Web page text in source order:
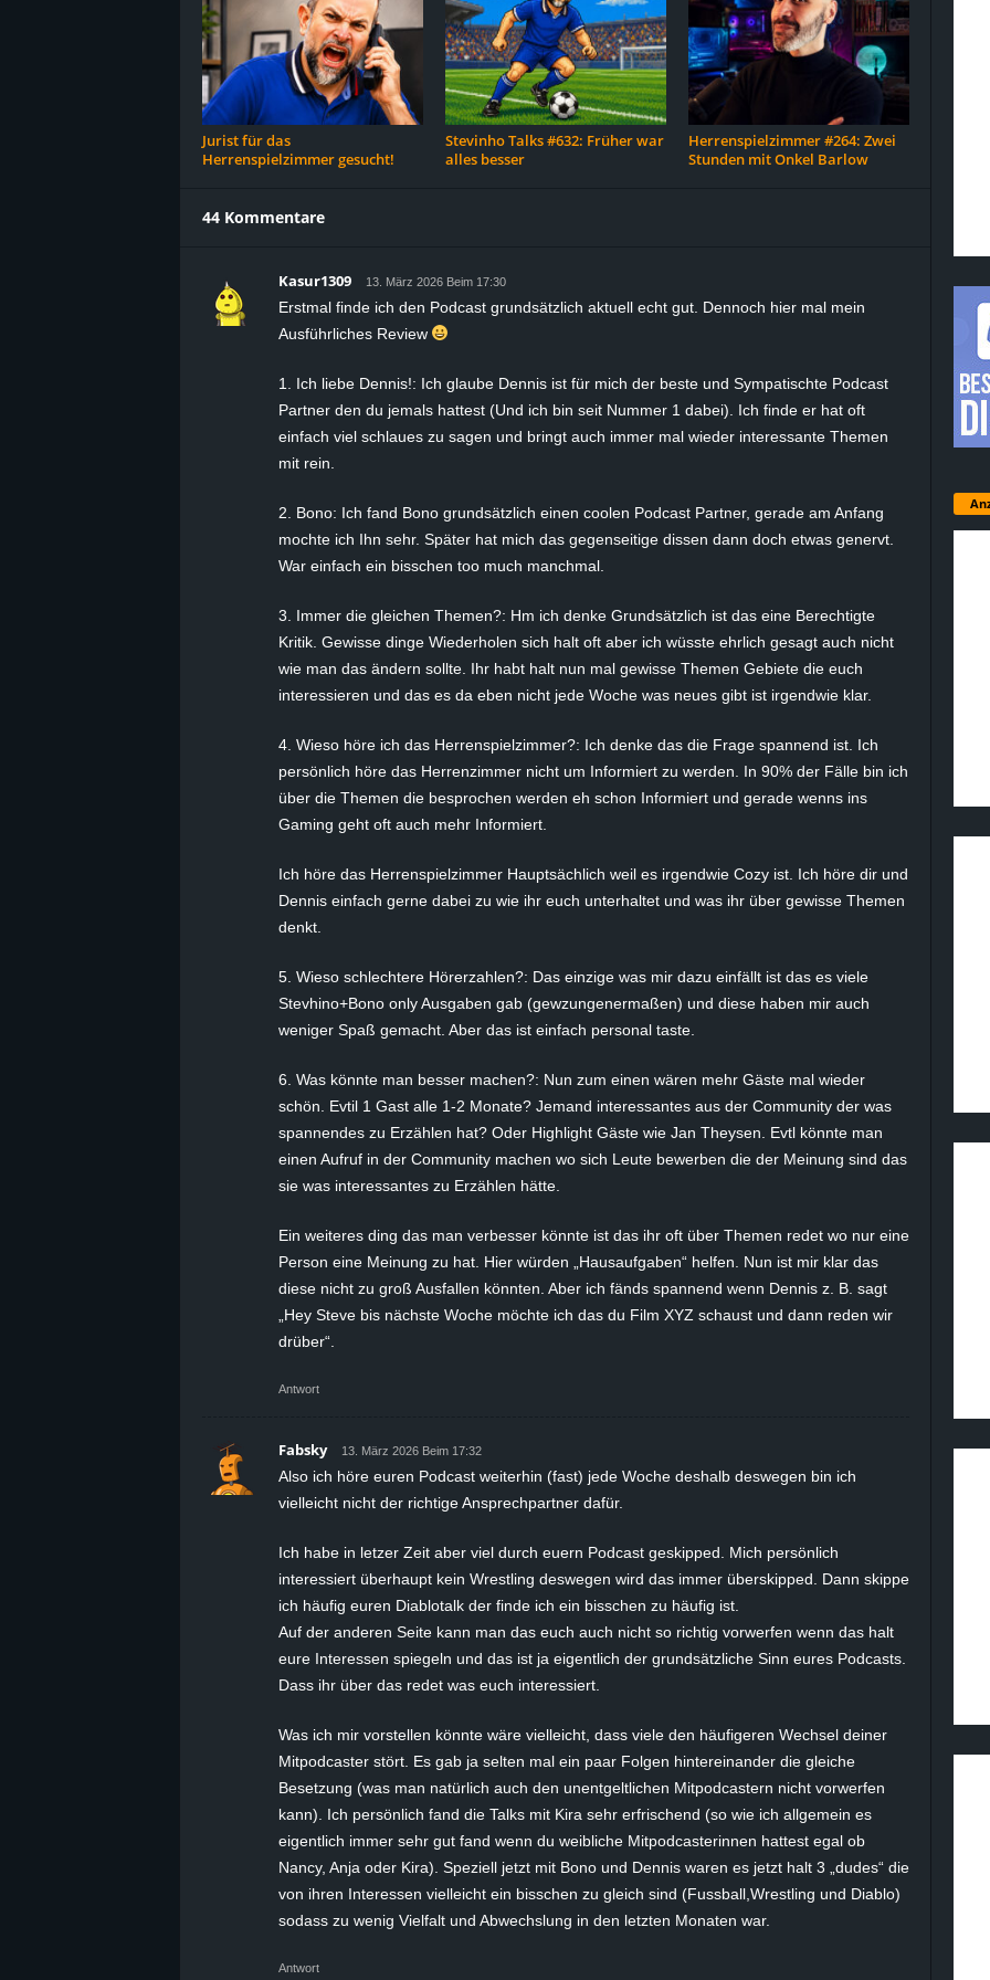
Jurist für das
Herrenspielzimmer gesucht!
Stevinho Talks #632: Früher war
alles besser
Herrenspielzimmer #264: Zwei
Stunden mit Onkel Barlow
44 Kommentare
Kasur1309 13. März 2026 Beim 17:30
Erstmal finde ich den Podcast grundsätzlich aktuell echt gut. Dennoch hier mal mein
Ausführliches Review
1. Ich liebe Dennis!: Ich glaube Dennis ist für mich der beste und Sympatischte Podcast
Partner den du jemals hattest (Und ich bin seit Nummer 1 dabei). Ich finde er hat oft
einfach viel schlaues zu sagen und bringt auch immer mal wieder interessante Themen
mit rein.
2. Bono: Ich fand Bono grundsätzlich einen coolen Podcast Partner, gerade am Anfang
mochte ich Ihn sehr. Später hat mich das gegenseitige dissen dann doch etwas genervt.
War einfach ein bisschen too much manchmal.
3. Immer die gleichen Themen?: Hm ich denke Grundsätzlich ist das eine Berechtigte
Kritik. Gewisse dinge Wiederholen sich halt oft aber ich wüsste ehrlich gesagt auch nicht
wie man das ändern sollte. Ihr habt halt nun mal gewisse Themen Gebiete die euch
interessieren und das es da eben nicht jede Woche was neues gibt ist irgendwie klar.
4. Wieso höre ich das Herrenspielzimmer?: Ich denke das die Frage spannend ist. Ich
persönlich höre das Herrenzimmer nicht um Informiert zu werden. In 90% der Fälle bin ich
über die Themen die besprochen werden eh schon Informiert und gerade wenns ins
Gaming geht oft auch mehr Informiert.
Ich höre das Herrenspielzimmer Hauptsächlich weil es irgendwie Cozy ist. Ich höre dir und
Dennis einfach gerne dabei zu wie ihr euch unterhaltet und was ihr über gewisse Themen
denkt.
5. Wieso schlechtere Hörerzahlen?: Das einzige was mir dazu einfällt ist das es viele
Stevhino+Bono only Ausgaben gab (gewzungenermaßen) und diese haben mir auch
weniger Spaß gemacht. Aber das ist einfach personal taste.
6. Was könnte man besser machen?: Nun zum einen wären mehr Gäste mal wieder
schön. Evtil 1 Gast alle 1-2 Monate? Jemand interessantes aus der Community der was
spannendes zu Erzählen hat? Oder Highlight Gäste wie Jan Theysen. Evtl könnte man
einen Aufruf in der Community machen wo sich Leute bewerben die der Meinung sind das
sie was interessantes zu Erzählen hätte.
Ein weiteres ding das man verbesser könnte ist das ihr oft über Themen redet wo nur eine
Person eine Meinung zu hat. Hier würden „Hausaufgaben“ helfen. Nun ist mir klar das
diese nicht zu groß Ausfallen könnten. Aber ich fänds spannend wenn Dennis z. B. sagt
„Hey Steve bis nächste Woche möchte ich das du Film XYZ schaust und dann reden wir
drüber“.
Antwort
Fabsky 13. März 2026 Beim 17:32
Also ich höre euren Podcast weiterhin (fast) jede Woche deshalb deswegen bin ich
vielleicht nicht der richtige Ansprechpartner dafür.
Ich habe in letzer Zeit aber viel durch euern Podcast geskipped. Mich persönlich
interessiert überhaupt kein Wrestling deswegen wird das immer überskipped. Dann skippe
ich häufig euren Diablotalk der finde ich ein bisschen zu häufig ist.
Auf der anderen Seite kann man das euch auch nicht so richtig vorwerfen wenn das halt
eure Interessen spiegeln und das ist ja eigentlich der grundsätzliche Sinn eures Podcasts.
Dass ihr über das redet was euch interessiert.
Was ich mir vorstellen könnte wäre vielleicht, dass viele den häufigeren Wechsel deiner
Mitpodcaster stört. Es gab ja selten mal ein paar Folgen hintereinander die gleiche
Besetzung (was man natürlich auch den unentgeltlichen Mitpodcastern nicht vorwerfen
kann). Ich persönlich fand die Talks mit Kira sehr erfrischend (so wie ich allgemein es
eigentlich immer sehr gut fand wenn du weibliche Mitpodcasterinnen hattest egal ob
Nancy, Anja oder Kira). Speziell jetzt mit Bono und Dennis waren es jetzt halt 3 „dudes“ die
von ihren Interessen vielleicht ein bisschen zu gleich sind (Fussball,Wrestling und Diablo)
sodass zu wenig Vielfalt und Abwechslung in den letzten Monaten war.
Antwort